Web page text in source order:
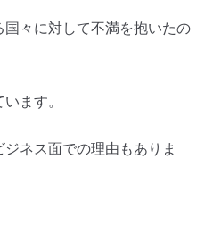
々に対して不満を抱いたの
ます。
ネス面での理由もありま